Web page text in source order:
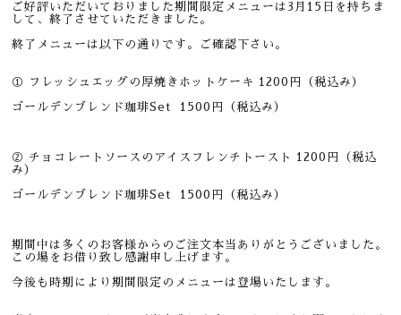
ご好評いただいておりました期間限定メニューは3月15日を持ちま
して、終了させていただきました。
終了メニューは以下の通りです。ご確認下さい。
① フレッシュエッグの厚焼きホットケーキ 1200円（税込み）
ゴールデンブレンド珈琲Set 1500円（税込み）
② チョコレートソースのアイスフレンチトースト 1200円（税込
み）
ゴールデンブレンド珈琲Set 1500円（税込み）
期間中は多くのお客様からのご注文本当ありがとうございました。
この場をお借り致し感謝申し上げます。
今後も時期により期間限定のメニューは登場いたします。